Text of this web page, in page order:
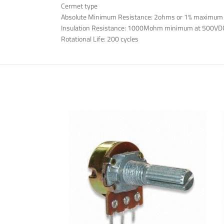
Cermet type
Absolute Minimum Resistance: 2ohms or 1% maximum
Insulation Resistance: 1000Mohm minimum at
Rotational Life: 200 cycles